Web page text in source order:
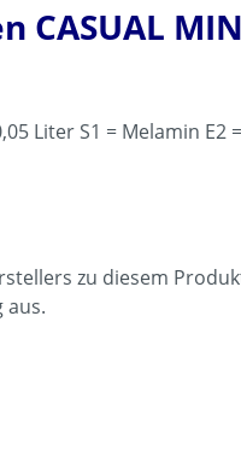
Liter S1 = Melamin
zu diesem
aus.